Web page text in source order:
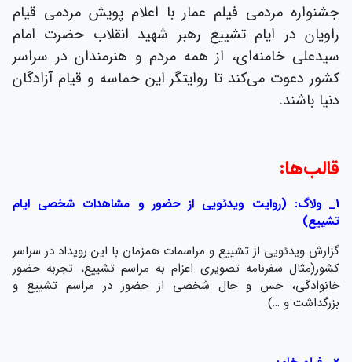
جشنواره مردمی فیلم عمار با اعلام پویش مردمی قیام
راویان در ایام تشییع رهبر شهید انقلاب حضرت امام
سیدعلی خامنه‌ای، از همه مردم و هنرمندان در سراسر
کشور دعوت می‌کند تا روایتگر این حماسه و قیام آزادگان
دنیا باشند.
قالب‌ها:
1_ ولاگ: (روایت ویدئویی از حضور و مشاهدات شخصی ایام
تشییع)
گزارش ویدئویی از تشییع و مراسمات همزمان با این رویداد در سراسر
کشور(مثال سفرنامه تصویری اعزام به مراسم تشییع، تجربه حضور
خانوادگی، حس و حال شخصی از حضور در مراسم تشییع و
بزرگداشت و …)